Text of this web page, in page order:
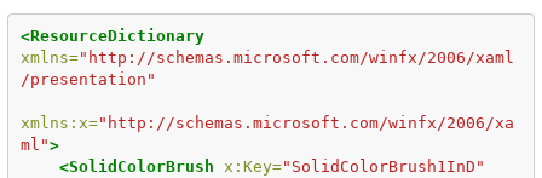
<ResourceDictionary
xmlns="http://schemas.microsoft.com/winfx/2006/xaml
/presentation"
xmlns:x="http://schemas.microsoft.com/winfx/2006/xa
ml">
<SolidColorBrush x:Key="SolidColorBrush1InD"